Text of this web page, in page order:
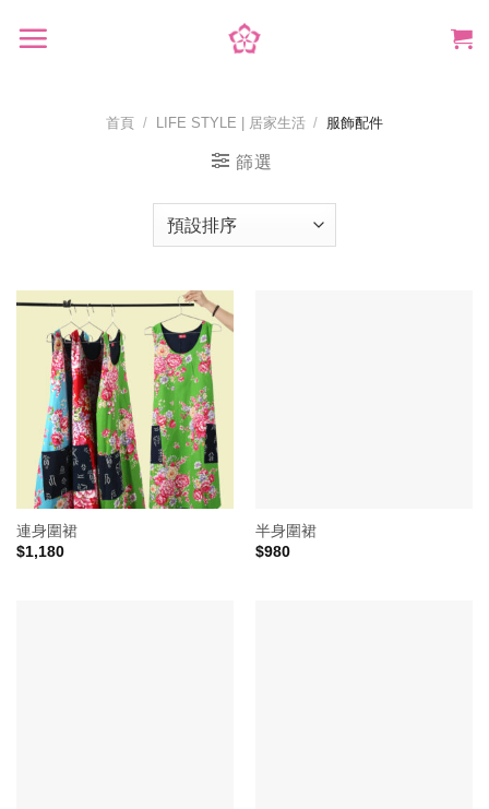
首頁 / LIFE STYLE | 居家生活 / 服飾配件
篩選
連身圍裙
$1,180
半身圍裙
$980